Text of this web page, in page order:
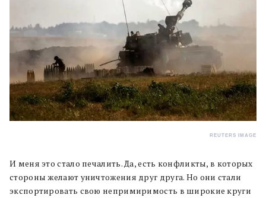
REUTERS IMAGE
И меня это стало печалить. Да, есть конфликты, в которых
стороны желают уничтожения друг друга. Но они стали
экспортировать свою непримиримость в широкие круги